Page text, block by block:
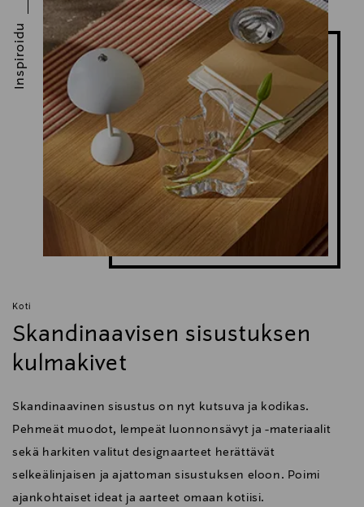
Koti
Skandinaavisen sisustuksen
kulmakivet
Skandinaavinen sisustus on nyt kutsuva ja kodikas.
Pehmeät muodot, lempeät luonnonsävyt ja -materiaalit
sekä harkiten valitut designaarteet herättävät
selkeälinjaisen ja ajattoman sisustuksen eloon. Poimi
ajankohtaiset ideat ja aarteet omaan kotiisi.
Inspiroidu